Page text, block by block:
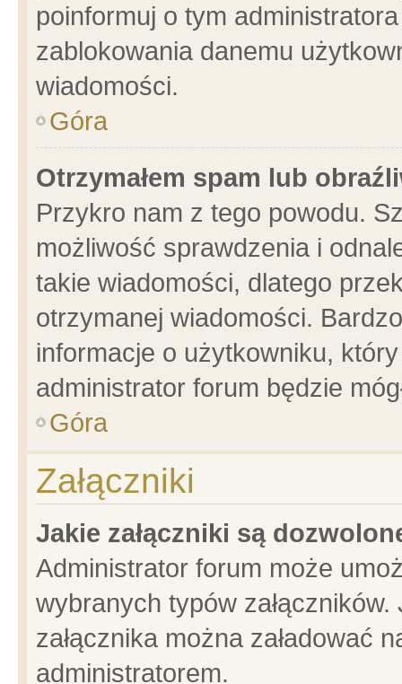
poinformuj o tym
zablokowania danemu
wiadomości.
Góra
Otrzymałem spam lub
Przykro nam z tego powodu.
możliwość sprawdzenia i
takie wiadomości, dlatego
otrzymanej wiadomości.
informacje o użytkowniku,
administrator forum będzie
Góra
Załączniki
Jakie załączniki są
Administrator forum może
wybranych typów
załącznika można załadować
administratorem.